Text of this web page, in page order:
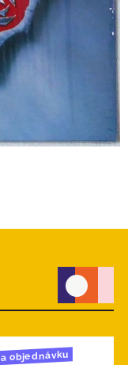
objednávku